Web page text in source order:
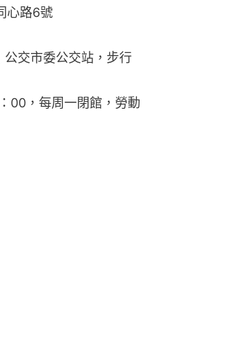
心路6號
交市委公交站，步行
，每周一閉館，勞動